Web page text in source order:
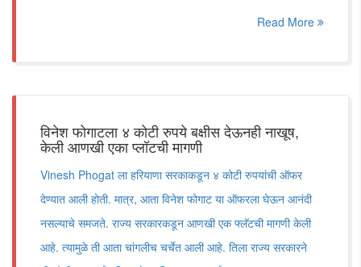
Read More
विनेश फोगाटला ४ कोटी रुपये बक्षीस देऊनही नाखूष,
केली आणखी एका प्लॉटची मागणी
Vinesh Phogat ला हरियाणा सरकाकडून ४ कोटी रुपयांची ऑफर
देण्यात आली होती. मात्र, आता विनेश फोगाट या ऑफरला घेऊन आनंदी
नसल्याचे समजते. राज्य सरकारकडून आणखी एक फ्लॅटची मागणी केली
आहे. त्यामुळे ती आता चांगलीच चर्चेत आली आहे. तिला राज्य सरकारने